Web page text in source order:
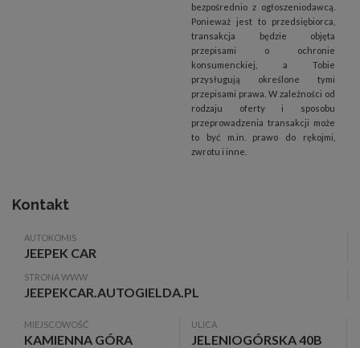
bezpośrednio z ogłoszeniodawcą.
Ponieważ jest to przedsiębiorca,
transakcja będzie objęta
przepisami o ochronie
konsumenckiej, a Tobie
przysługują określone tymi
przepisami prawa. W zależności od
rodzaju oferty i sposobu
przeprowadzenia transakcji może
to być m.in. prawo do rękojmi,
zwrotu i inne.
Kontakt
AUTOKOMIS
JEEPEK CAR
STRONA WWW
JEEPEKCAR.AUTOGIELDA.PL
MIEJSCOWOŚĆ
KAMIENNA GÓRA
ULICA
JELENIOGÓRSKA 40B